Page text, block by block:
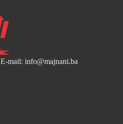
E-mail: info@majnani.ba